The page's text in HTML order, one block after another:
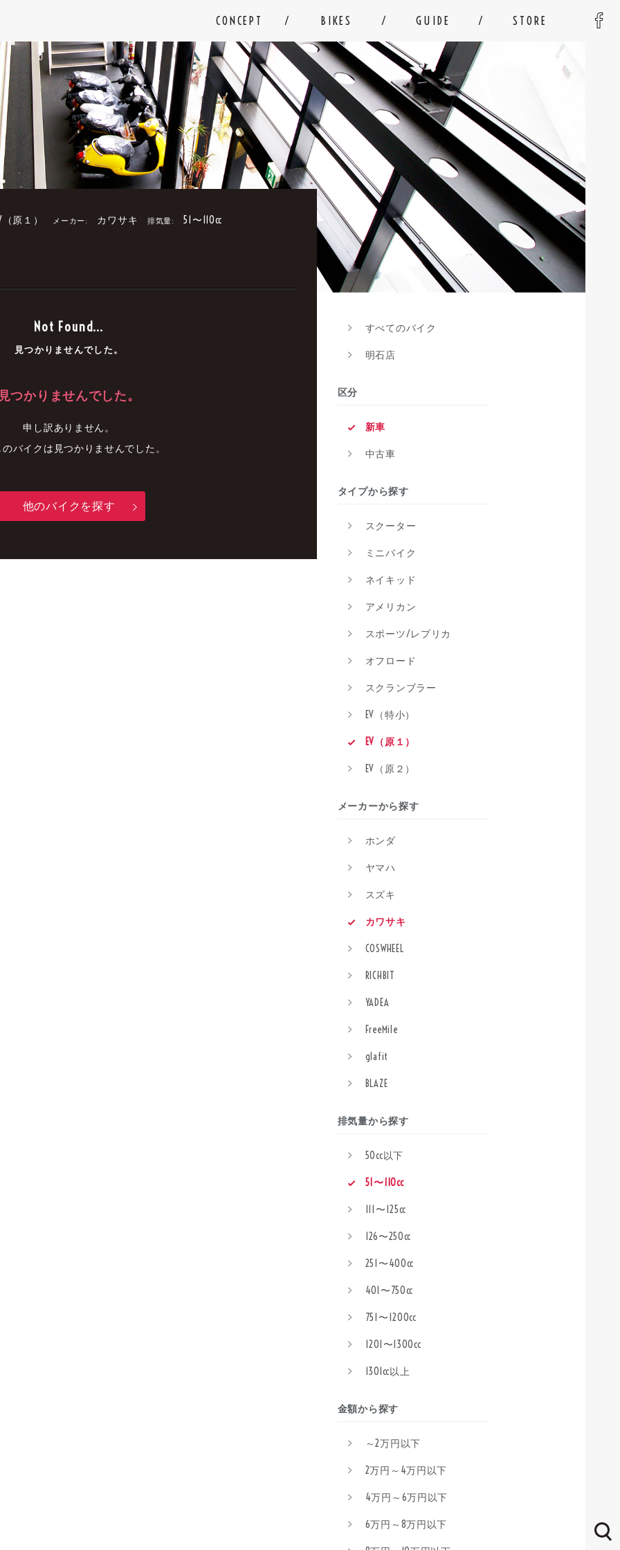
CONCEPT BIKES GUIDE STORE
（原１） メーカー: カワサキ 排気量: 51〜110cc
Not Found...
見つかりませんでした。
見つかりませんでした。
申し訳ありません。
バイクは見つかりませんでした。
他のバイクを探す
すべてのバイク
明石店
区分
新車
中古車
タイプから探す
スクーター
ミニバイク
ネイキッド
アメリカン
スポーツ/レプリカ
オフロード
スクランブラー
EV（特小）
EV（原１）
EV（原２）
メーカーから探す
ホンダ
ヤマハ
スズキ
カワサキ
COSWHEEL
RICHBIT
YADEA
FreeMile
glafit
BLAZE
排気量から探す
50cc以下
51〜110cc
111〜125cc
126〜250cc
251〜400cc
401〜750cc
751〜1200cc
1201〜1300cc
1301cc以上
金額から探す
～2万円以下
2万円～4万円以下
4万円～6万円以下
6万円～8万円以下
中古車